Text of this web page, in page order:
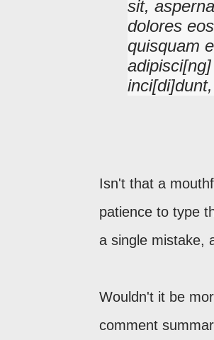
sit,
dolores
quisquam
Isn't that a
patience to type
a single mistake,
Wouldn't it be
comment